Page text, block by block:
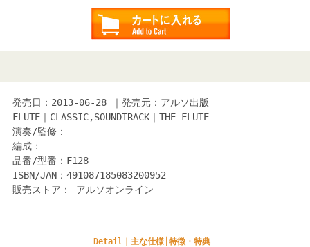
発売日：2013-06-28 ｜発売元：アルソ出版
FLUTE｜CLASSIC,SOUNDTRACK｜THE FLUTE
演奏/監修：
編成：
品番/型番：F128
ISBN/JAN：491087185083200952
販売ストア： アルソオンライン
Detail｜主な仕様│特徴・特典